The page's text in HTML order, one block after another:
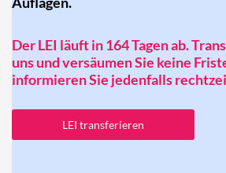
Der LEI läuft in 164 Tagen ab.
uns und versäumen Sie keine
informieren Sie jedenfalls
LEI transferieren